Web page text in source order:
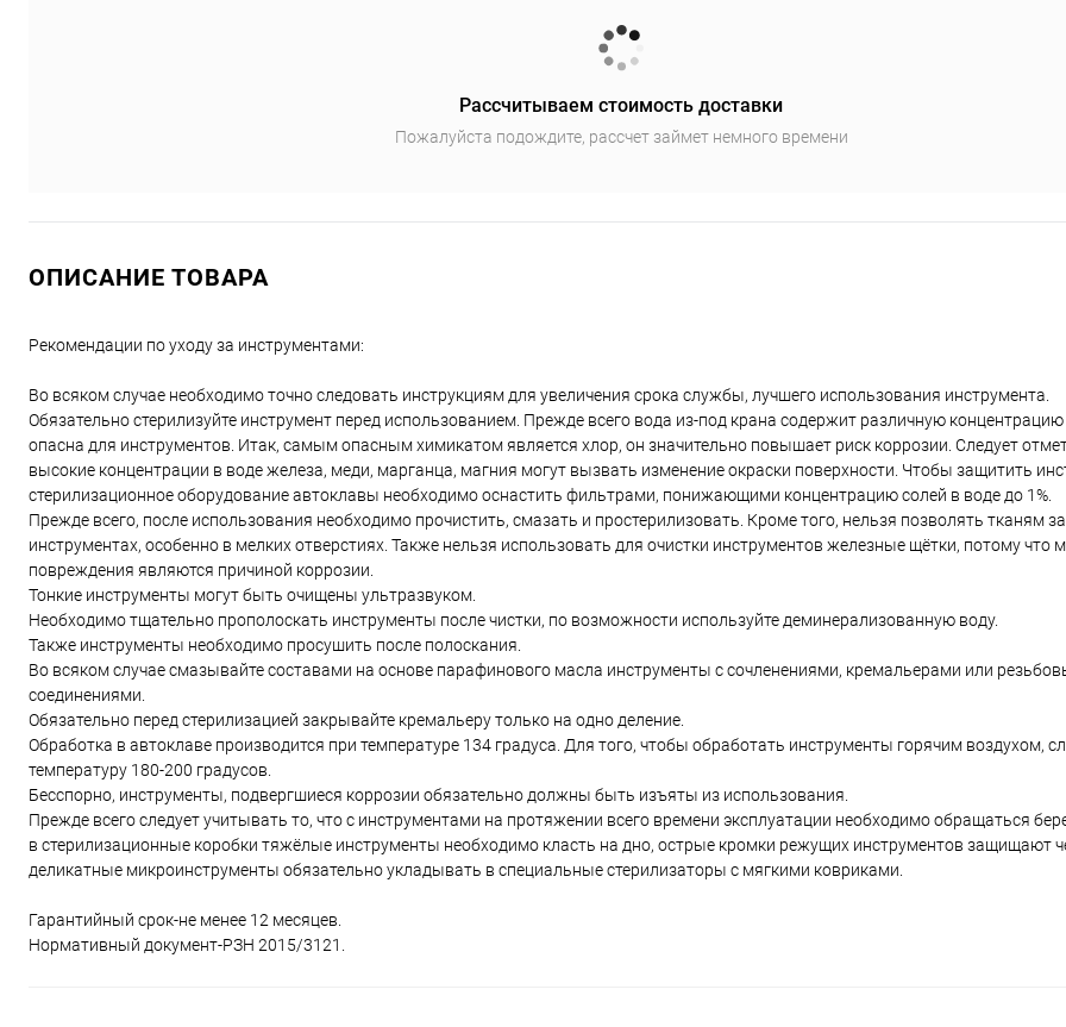
Рассчитываем стоимость доставки
Пожалуйста подождите, рассчет займет немного времени
ОПИСАНИЕ ТОВАРА
Рекомендации по уходу за инструментами:
Во всяком случае необходимо точно следовать инструкциям для увеличения срока службы, лучшего использования инструмента.
Обязательно стерилизуйте инструмент перед использованием. Прежде всего вода из-под крана содержит различную концентрацию
опасна для инструментов. Итак, самым опасным химикатом является хлор, он значительно повышает риск коррозии. Cледует
высокие концентрации в воде железа, меди, марганца, магния могут вызвать изменение окраски поверхности. Чтобы защитить
стерилизационное оборудование автоклавы необходимо оснастить фильтрами, понижающими концентрацию солей в воде до 1%.
Прежде всего, после использования необходимо прочистить, смазать и простерилизовать. Кроме того, нельзя позволять тканям
инструментах, особенно в мелких отверстиях. Также нельзя использовать для очистки инструментов железные щётки, потому что
повреждения являются причиной коррозии.
Тонкие инструменты могут быть очищены ультразвуком.
Необходимо тщательно прополоскать инструменты после чистки, по возможности используйте деминерализованную воду.
Также инструменты необходимо просушить после полоскания.
Во всяком случае смазывайте составами на основе парафинового масла инструменты с сочленениями, кремальерами или
соединениями.
Обязательно перед стерилизацией закрывайте кремальеру только на одно деление.
Обработка в автоклаве производится при температуре 134 градуса. Для того, чтобы обработать инструменты горячим воздухом,
температуру 180-200 градусов.
Бесспорно, инструменты, подвергшиеся коррозии обязательно должны быть изъяты из использования.
Прежде всего следует учитывать то, что с инструментами на протяжении всего времени эксплуатации необходимо обращаться
в стерилизационные коробки тяжёлые инструменты необходимо класть на дно, острые кромки режущих инструментов защищают
деликатные микроинструменты обязательно укладывать в специальные стерилизаторы с мягкими ковриками.
Гарантийный срок-не менее 12 месяцев.
Нормативный документ-РЗН 2015/3121.